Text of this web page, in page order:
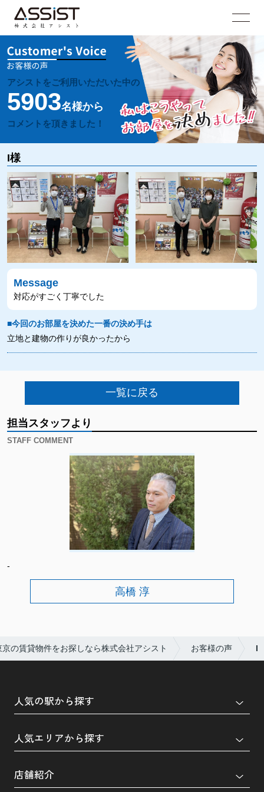
アシストをご利用いただいた中の
5903名様から
コメントを頂きました！
I様
Message
対応がすごく丁寧でした
■今回のお部屋を決めた一番の決め手は
立地と建物の作りが良かったから
一覧に戻る
担当スタッフより
STAFF COMMENT
-
高橋 淳
京の賃貸物件をお探しなら株式会社アシスト お客様の声 I
人気の駅から探す
人気エリアから探す
店舗紹介